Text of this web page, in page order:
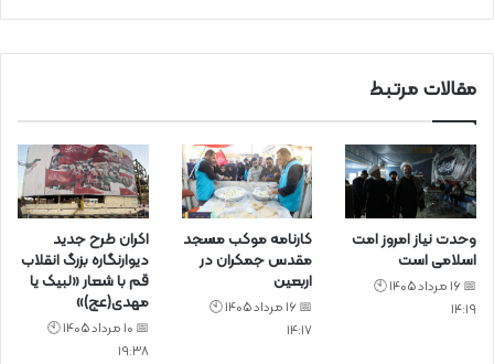
مقالات مرتبط
وحدت نیاز امروز امت
اسلامی است
📅 16 مرداد 1405 🕙
14:19
کارنامه موکب مسجد
مقدس جمکران در
اربعین
📅 16 مرداد 1405 🕙
14:17
اکران طرح جدید
دیوارنگاره بزرگ انقلاب
قم با شعار «لبیک یا
مهدی(عج)»
📅 10 مرداد 1405 🕙
19:38